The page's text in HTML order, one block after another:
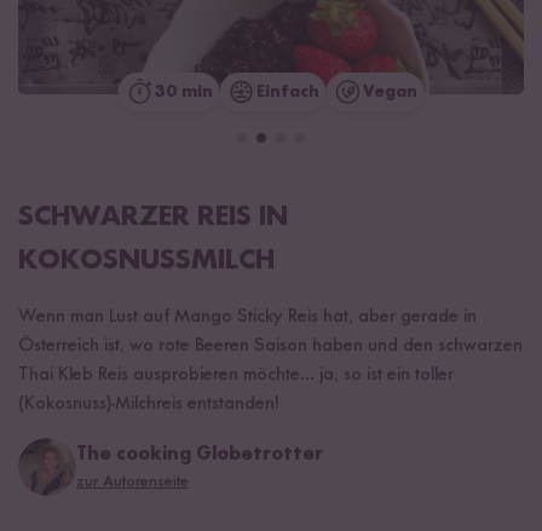
30 min Einfach Vegan
SCHWARZER REIS IN
KOKOSNUSSMILCH
Wenn man Lust auf Mango Sticky Reis hat, aber gerade in
Österreich ist, wo rote Beeren Saison haben und den schwarzen
Thai Kleb Reis ausprobieren möchte... ja, so ist ein toller
(Kokosnuss)-Milchreis entstanden!
The cooking Globetrotter
zur Autorenseite